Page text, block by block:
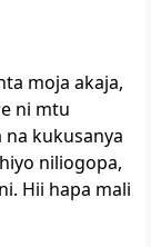
moja akaja,
ni mtu
kukusanya
niliogopa,
Hii hapa mali